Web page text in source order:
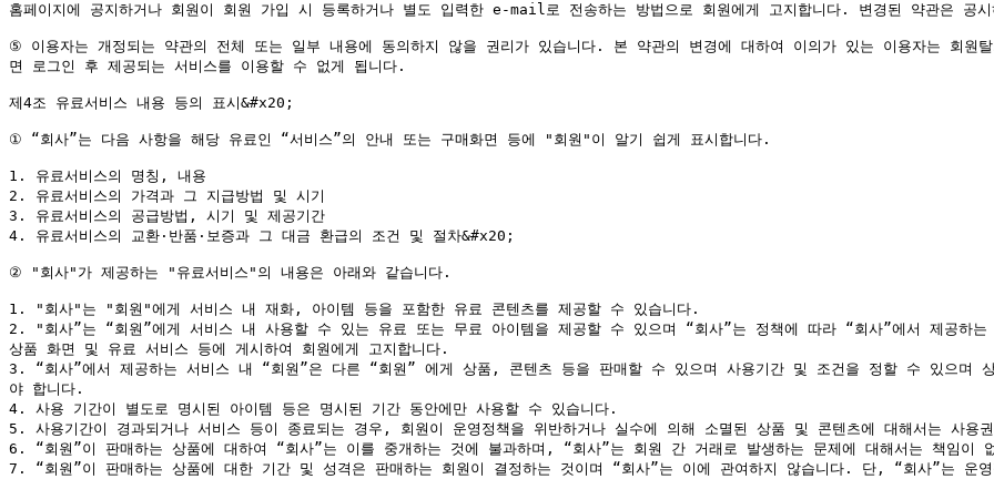
홈페이지에 공지하거나 회원이 회원 가입 시 등록하거나 별도 입력한 e-mail로 전송하는 방법으로 회원에게 고지합니다. 변경된 약관은 공
⑤ 이용자는 개정되는 약관의 전체 또는 일부 내용에 동의하지 않을 권리가 있습니다. 본 약관의 변경에 대하여 이의가 있는 이용자는 회원
면 로그인 후 제공되는 서비스를 이용할 수 없게 됩니다.
제4조 유료서비스 내용 등의 표시&#x20;
① “회사”는 다음 사항을 해당 유료인 “서비스”의 안내 또는 구매화면 등에 "회원"이 알기 쉽게 표시합니다.
1. 유료서비스의 명칭, 내용
2. 유료서비스의 가격과 그 지급방법 및 시기
3. 유료서비스의 공급방법, 시기 및 제공기간
4. 유료서비스의 교환·반품·보증과 그 대금 환급의 조건 및 절차&#x20;
② "회사"가 제공하는 "유료서비스"의 내용은 아래와 같습니다.
1. "회사"는 "회원"에게 서비스 내 재화, 아이템 등을 포함한 유료 콘텐츠를 제공할 수 있습니다.
2. "회사”는 “회원”에게 서비스 내 사용할 수 있는 유료 또는 무료 아이템을 제공할 수 있으며 “회사”는 정책에 따라 “회사”에서 제공하
상품 화면 및 유료 서비스 등에 게시하여 회원에게 고지합니다.
3. “회사”에서 제공하는 서비스 내 “회원”은 다른 “회원” 에게 상품, 콘텐츠 등을 판매할 수 있으며 사용기간 및 조건을 정할 수 있으며
야 합니다.
4. 사용 기간이 별도로 명시된 아이템 등은 명시된 기간 동안에만 사용할 수 있습니다.
5. 사용기간이 경과되거나 서비스 등이 종료되는 경우, 회원이 운영정책을 위반하거나 실수에 의해 소멸된 상품 및 콘텐츠에 대해서는 사용
6. “회원”이 판매하는 상품에 대하여 “회사”는 이를 중개하는 것에 불과하며, “회사”는 회원 간 거래로 발생하는 문제에 대해서는 책임이
7. “회원”이 판매하는 상품에 대한 기간 및 성격은 판매하는 회원이 결정하는 것이며 “회사”는 이에 관여하지 않습니다. 단, “회사”는 운